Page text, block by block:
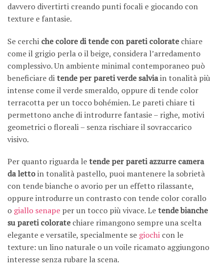
davvero divertirti creando punti focali e giocando con
texture e fantasie.
Se cerchi che colore di tende con pareti coloratechiare
come il grigio perla o il beige, considera l’arredamento
complessivo. Un ambiente minimal contemporaneo può
beneficiare ditende per pareti verde salviain tonalità più
intense come il verde smeraldo, oppure di tende color
terracotta per un tocco bohémien. Le pareti chiare ti
permettono anche di introdurre fantasie – righe, motivi
geometrici o floreali – senza rischiare il sovraccarico
visivo.
Per quanto riguarda letende per pareti azzurre camera
da lettoin tonalità pastello, puoi mantenere la sobrietà
con tende bianche o avorio per un effetto rilassante,
oppure introdurre un contrasto con tende color corallo
o giallo senape per un tocco più vivace. Letende bianche
su pareti coloratechiare rimangono sempre una scelta
elegante e versatile, specialmente se giochi con le
texture: un lino naturale o un voile ricamato aggiungono
interesse senza rubare la scena.